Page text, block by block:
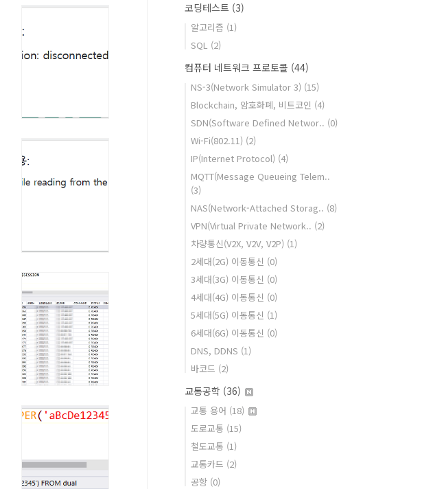
코딩테스트 (3)
알고리즘 (1)
SQL (2)
컴퓨터 네트워크 프로토콜 (44)
NS-3(Network Simulator 3) (15)
Blockchain, 암호화폐, 비트코인 (4)
SDN(Software Defined Networ.. (0)
Wi-Fi(802.11) (2)
IP(Internet Protocol) (4)
MQTT(Message Queueing Telem..
(3)
NAS(Network-Attached Storag.. (8)
VPN(Virtual Private Network.. (2)
차량통신(V2X, V2V, V2P) (1)
2세대(2G) 이동통신 (0)
3세대(3G) 이동통신 (0)
4세대(4G) 이동통신 (0)
5세대(5G) 이동통신 (1)
6세대(6G) 이동통신 (0)
DNS, DDNS (1)
바코드 (2)
교통공학 (36)
교통 용어 (18)
도로교통 (15)
철도교통 (1)
교통카드 (2)
공항 (0)